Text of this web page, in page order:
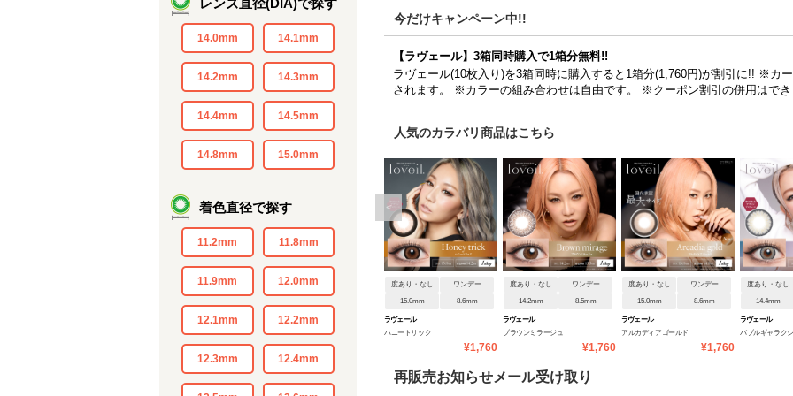
レンズ直径(DIA)で探す
14.0mm 14.1mm
14.2mm 14.3mm
14.4mm 14.5mm
14.8mm 15.0mm
着色直径で探す
11.2mm 11.8mm
11.9mm 12.0mm
12.1mm 12.2mm
12.3mm 12.4mm
今だけキャンペーン中!!
【ラヴェール】3箱同時購入で1箱分無料!!
ラヴェール(10枚入り)を3箱同時に購入すると1箱分(1,760円)が割引に!! ※カ
されます。 ※カラーの組み合わせは自由です。 ※クーポン割引の併用はで
人気のカラバリ商品はこちら
度あり・なし ワンデー
15.0mm 8.6mm
ラヴェール
ハニートリック
¥1,760
度あり・なし ワンデー
14.2mm 8.5mm
ラヴェール
ブラウンミラージュ
¥1,760
度あり・なし ワンデー
15.0mm 8.6mm
ラヴェール
アルカディアゴールド
¥1,760
度あり・なし
14.4mm
ラヴェール
バブルギャラク
<
再販売お知らせメール受け取り